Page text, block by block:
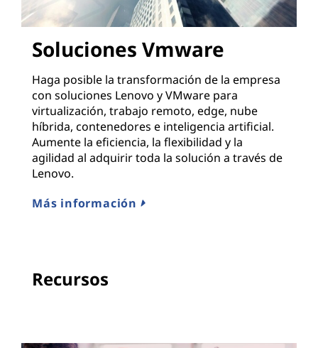
Soluciones Vmware
Haga posible la transformación de la empresa
con soluciones Lenovo y VMware para
virtualización, trabajo remoto, edge, nube
híbrida, contenedores e inteligencia artificial.
Aumente la eficiencia, la flexibilidad y la
agilidad al adquirir toda la solución a través de
Lenovo.
Más información
Recursos